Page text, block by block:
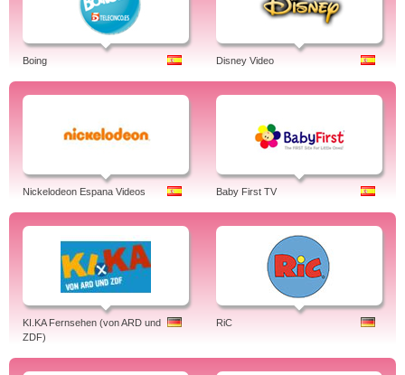
Boing Disney Video
Nickelodeon Espana Videos Baby First TV
KI.KA Fernsehen (von ARD und
ZDF)
RiC